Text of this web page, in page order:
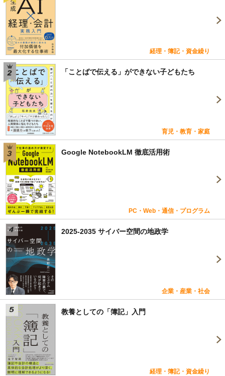
経理・簿記・資金繰り
「ことばで伝える」ができない子どもたち
育児・教育・家庭
Google NotebookLM 徹底活用術
PC・Web・通信・プログラム
2025-2035 サイバー空間の地政学
企業・産業・社会
教養としての「簿記」入門
経理・簿記・資金繰り